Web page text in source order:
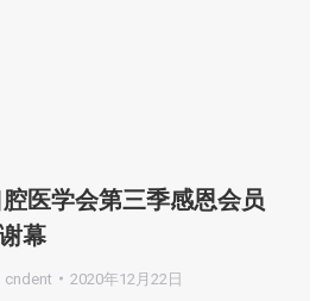
医学会第三季感恩会员
幕
cndent 2020年12月22日